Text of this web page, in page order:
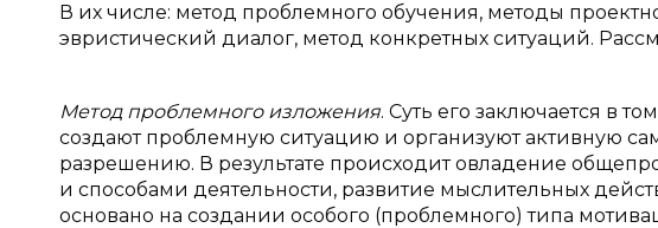
В их числе: метод проблемного обучения, методы
эвристический диалог, метод конкретных ситуаций.
Метод проблемного изложения. Суть его заключается в
создают проблемную ситуацию и организуют активную
разрешению. В результате происходит овладение
и способами деятельности, развитие мыслительных
основано на создании особого (проблемного) типа